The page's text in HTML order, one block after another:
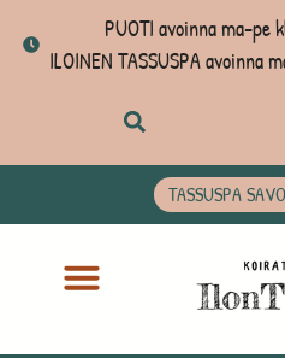
PUOTI avoinna ma-pe
ILOINEN TASSUSPA
TASSUSPA